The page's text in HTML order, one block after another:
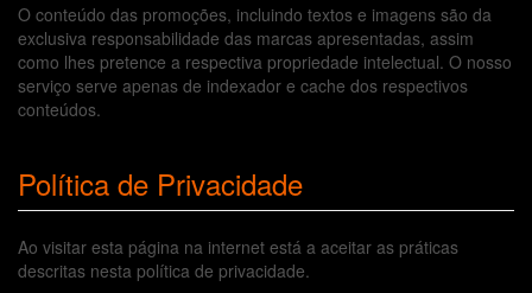
O conteúdo das promoções, incluindo textos e imagens são da
exclusiva responsabilidade das marcas apresentadas, assim
como lhes pretence a respectiva propriedade intelectual. O nosso
serviço serve apenas de indexador e cache dos respectivos
conteúdos.
Política de Privacidade
Ao visitar esta página na internet está a aceitar as práticas
descritas nesta política de privacidade.